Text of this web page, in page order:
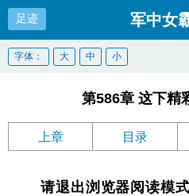
足迹 军中女
字体： 大 中 小
第586章 这下精
上章 目录
请退出浏览器阅读模